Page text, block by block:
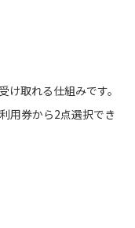
取れる仕組みです。
用券から2点選択でき